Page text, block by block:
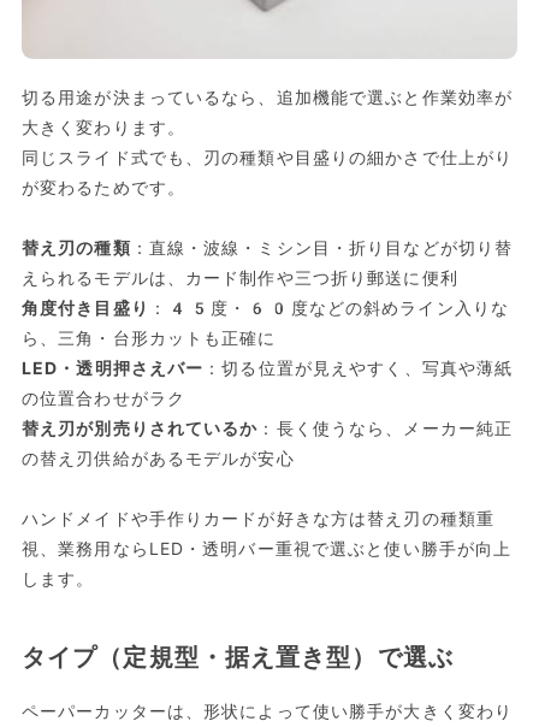
切る用途が決まっているなら、追加機能で選ぶと作業効率が
大きく変わります。
同じスライド式でも、刃の種類や目盛りの細かさで仕上がり
が変わるためです。
替え刃の種類 ：直線・波線・ミシン目・折り目などが切り替
えられるモデルは、カード制作や三つ折り郵送に便利
角度付き目盛り
：45度・60度などの斜めライン入りな
ら、三角・台形カットも正確に
LED・透明押さえバー ：切る位置が見えやすく、写真や薄紙
の位置合わせがラク
替え刃が別売りされているか ：長く使うなら、メーカー純正
の替え刃供給があるモデルが安心
ハンドメイドや手作りカードが好きな方は替え刃の種類重
視、業務用ならLED・透明バー重視で選ぶと使い勝手が向上
します。
タイプ（定規型・据え置き型）で選ぶ
ペーパーカッターは、形状によって使い勝手が大きく変わり